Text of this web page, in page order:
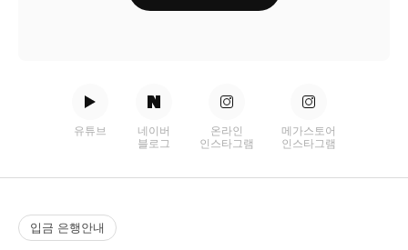
유튜브
네이버
블로그
온라인
인스타그램
메가스토어
인스타그램
입금 은행안내